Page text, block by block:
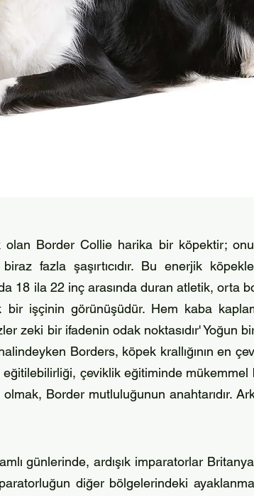
Border Collie harika bir köpektir;
fazla şaşırtıcıdır. Bu enerjik
18 ila 22 inç arasında duran atletik, orta
bir işçinin görünüşüdür. Hem kaba
zeki bir ifadenin odak noktasıdır' Yoğun
Borders, köpek krallığının en
eğitilebilirliği, çeviklik eğitiminde
Border mutluluğunun anahtarıdır.
günlerinde, ardışık imparatorlar
diğer bölgelerindeki